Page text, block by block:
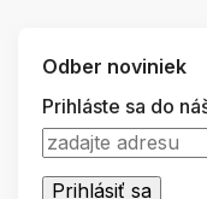
Odber noviniek
Prihláste sa do